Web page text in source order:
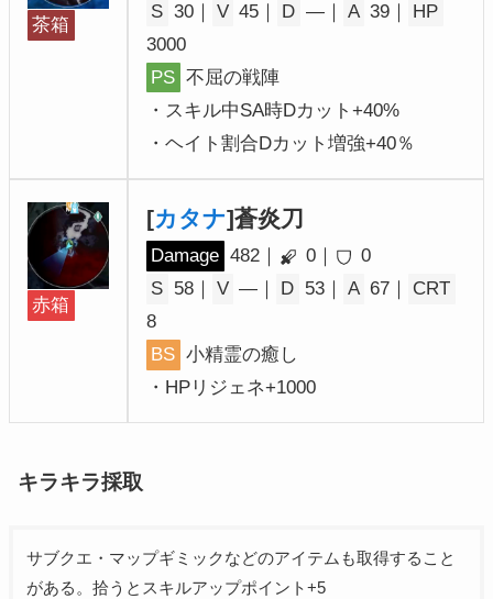
茶箱
S 30｜ V 45｜ D ―｜ A 39｜
HP
3000
PS 不屈の戦陣
・スキル中SA時Dカット+40%
・ヘイト割合Dカット増強+40％
赤箱
[カタナ]蒼炎刀
Damage 482｜ 0｜
0
S 58｜ V ―｜ D 53｜ A 67｜
CRT
8
BS 小精霊の癒し
・HPリジェネ+1000
キラキラ採取
サブクエ・マップギミックなどのアイテムも取得すること
がある。拾うとスキルアップポイント+5